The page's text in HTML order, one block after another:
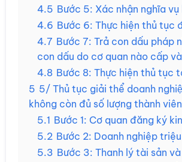
4.5 Bước 5: Xác nhận nghĩa
4.6 Bước 6: Thực hiện thủ tục
4.7 Bước 7: Trả con dấu pháp
con dấu do cơ quan nào cấp
4.8 Bước 8: Thực hiện thủ tục
5 5/ Thủ tục giải thể doanh
không còn đủ số lượng thành
5.1 Bước 1: Cơ quan đăng ký
5.2 Bước 2: Doanh nghiệp
5.3 Bước 3: Thanh lý tài sản